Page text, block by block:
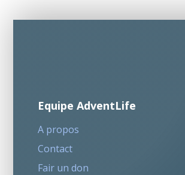
Equipe AdventLife
A propos
Contact
Fair un don